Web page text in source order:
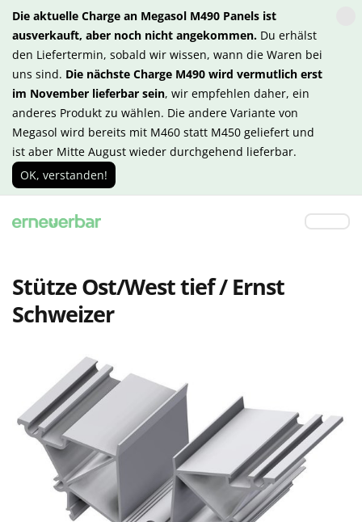
Die aktuelle Charge an Megasol M490 Panels ist
ausverkauft, aber noch nicht angekommen. Du erhälst
den Liefertermin, sobald wir wissen, wann die Waren bei
uns sind. Die nächste Charge M490 wird vermutlich erst
im November lieferbar sein, wir empfehlen daher, ein
anderes Produkt zu wählen. Die andere Variante von
Megasol wird bereits mit M460 statt M450 geliefert und
ist aber Mitte August wieder durchgehend lieferbar.
OK, verstanden!
Stütze Ost/West tief / Ernst
Schweizer